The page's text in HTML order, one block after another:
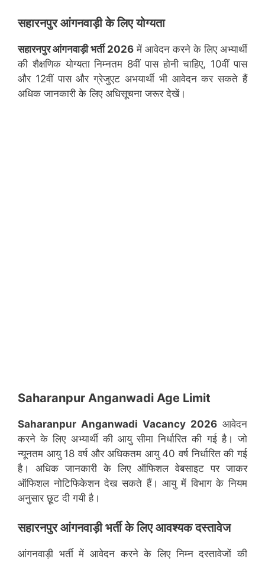
सहारनपुरआंगनवाड़ी के लिए योग्यता
सहारनपुरआंगनवाड़ी भर्ती 2026 में आवेदन करने के लिए अभ्यार्थी
की शैक्षणिक योग्यता निम्नतम 8वीं पास होनी चाहिए, 10वीं पास
और 12वीं पास और ग्रेजुएट अभयार्थी भी आवेदन कर सकते हैं
अधिक जानकारी के लिए अधिसूचना जरूर देखें।
Saharanpur Anganwadi Age Limit
Saharanpur Anganwadi Vacancy 2026 आवेदन
करने के लिए अभ्यार्थी की आयु सीमा निर्धारित की गई है। जो
न्यूनतम आयु 18 वर्ष और अधिकतम आयु 40 वर्ष निर्धारित की गई
है। अधिक जानकारी के लिए ऑफिशल वेबसाइट पर जाकर
ऑफिशल नोटिफिकेशन देख सकते हैं। आयु में विभाग के नियम
अनुसार छूट दी गयी है।
सहारनपुरआंगनवाड़ी भर्ती के लिए आवश्यक दस्तावेज
आंगनवाड़ी भर्ती में आवेदन करने के लिए निम्न दस्तावेजों की